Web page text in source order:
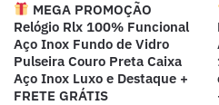
MEGA PROMOÇÃO
Relógio Rlx 100% Funcional
Aço Inox Fundo de Vidro
Pulseira Couro Preta Caixa
Aço Inox Luxo e Destaque +
FRETE GRÁTIS